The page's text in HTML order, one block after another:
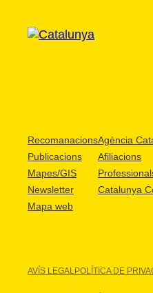
Recomanacions
Publicacions
Mapes/GIS
Newsletter
Mapa web
Agència
Afiliacions
Catalunya
AVÍS LEGALPOLÍTICA DE